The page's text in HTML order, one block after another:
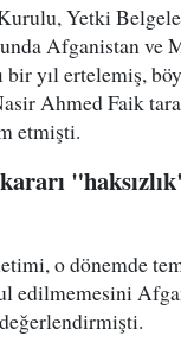
Yetki
Afganistan ve
yıl ertelemiş,
Ahmed Faik
etmişti.
o dönemde
edilmemesini